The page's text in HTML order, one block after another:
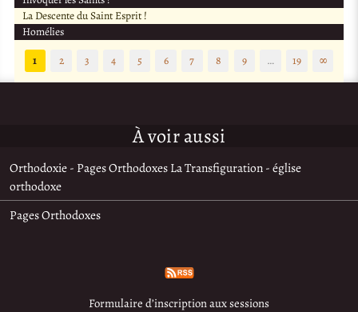
La Descente du Saint Esprit !
Homélies
1
2 3 4 5 6 7 8 9 … 19 ∞
À voir aussi
Orthodoxie - Pages Orthodoxes La Transfiguration - église
orthodoxe
Pages Orthodoxes
Formulaire d’inscription aux sessions